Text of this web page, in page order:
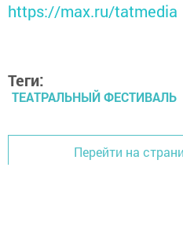
https://max.ru/tatmedia
Теги:
ТЕАТРАЛЬНЫЙ ФЕСТИВАЛЬ
Перейти на